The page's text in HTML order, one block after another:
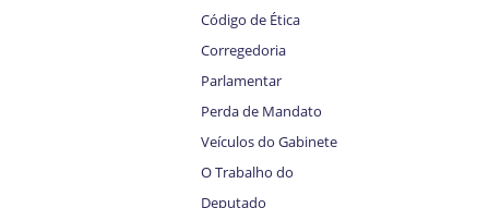
Código de Ética
Corregedoria
Parlamentar
Perda de Mandato
Veículos do Gabinete
O Trabalho do
Deputado